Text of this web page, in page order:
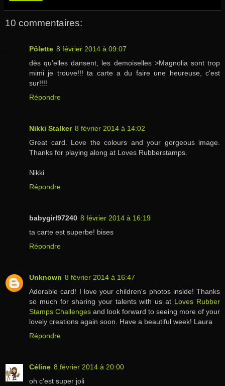
10 commentaires:
Pôlette 8 février 2014 à 09:07
dès qu'elles dansent, les demoiselles >Magnolia sont trop
mimi je trouve!!! ta carte a du faire une heureuse, c'est
sur!!!!
Répondre
Nikki Stalker 8 février 2014 à 14:02
Great card. Love the colours and your gorgeous image.
Thanks for playing along at Loves Rubberstamps.
Nikki
Répondre
babygirl97240 8 février 2014 à 16:19
ta carte est superbe! bises
Répondre
Unknown 8 février 2014 à 16:47
Adorable card! I love your children's photos inside! Thanks
so much for sharing your talents with us at Loves Rubber
Stamps Challenges and look forward to seeing more of your
lovely creations again soon. Have a beautiful week! Laura
Répondre
Céline 8 février 2014 à 20:00
oh c'est super joli